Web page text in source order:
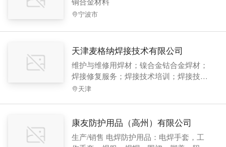
宁波市
天津麦格纳焊接技术有限公司
维护与维修用焊材；镍合金钴合金焊材；
焊接修复服务；焊接技术培训；焊接技术
咨询；焊接加工
天津
康友防护用品（高州）有限公司
生产/销售 电焊防护用品：电焊手套，工